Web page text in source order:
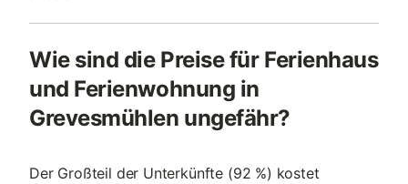
Wie sind die Preise für Ferienhaus
und Ferienwohnung in
Grevesmühlen ungefähr?
Der Großteil der Unterkünfte (92 %) kostet